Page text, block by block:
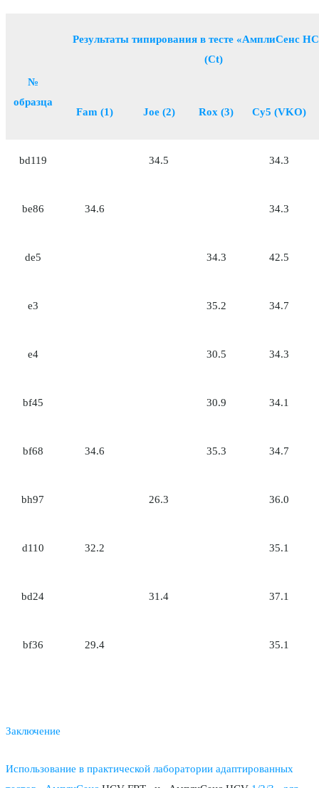
№
образца
Результаты типирования в тесте «АмплиСенс
(Ct)
Fam (1) Joe (2) Rox (3) Cy5 (VKO)
bd119 34.5 34.3
be86 34.6 34.3
de5 34.3 42.5
e3 35.2 34.7
e4 30.5 34.3
bf45 30.9 34.1
bf68 34.6 35.3 34.7
bh97 26.3 36.0
d110 32.2 35.1
bd24 31.4 37.1
bf36 29.4 35.1
Заключение
Использование в практической лаборатории адаптированных